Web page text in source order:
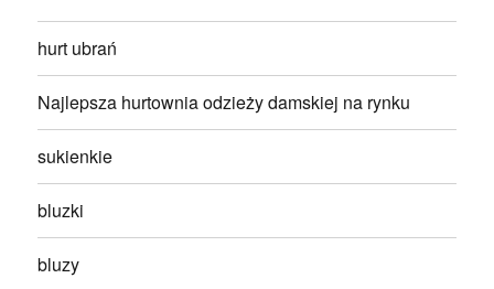
hurt ubrań
Najlepsza hurtownia odzieży damskiej na rynku
sukienkie
bluzki
bluzy